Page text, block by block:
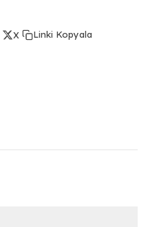
X Linki Kopyala